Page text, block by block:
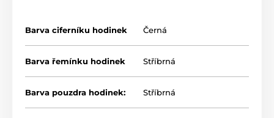
Barva ciferníku hodinek Černá
Barva řemínku hodinek Stříbrná
Barva pouzdra hodinek: Stříbrná